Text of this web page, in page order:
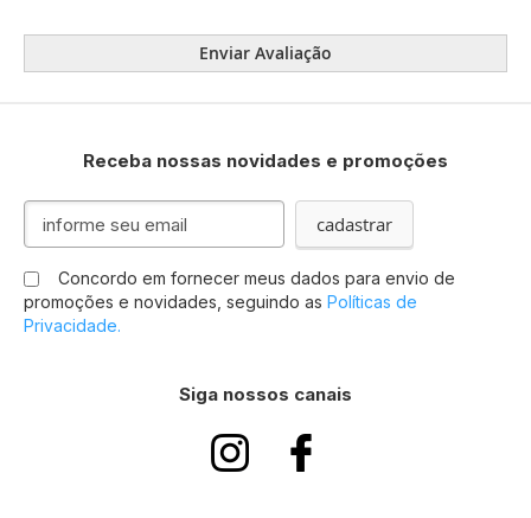
Enviar Avaliação
Receba nossas novidades e promoções
Inscreva-
nossa
Newsletter:
cadastrar
Concordo em fornecer meus dados para envio de
promoções e novidades, seguindo as Políticas de
Privacidade.
Siga nossos canais